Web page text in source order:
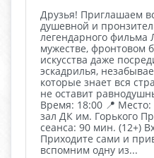
Друзья! Приглашаем
душевной и
легендарного
мужестве, фронтовом
искусства даже
эскадрилья,
которые знает вся
не оставит
Время: 18:00 📍
зал ДК им. Горького
сеанса: 90 мин. (12+)
Приходите сами и
вспомним одну из...